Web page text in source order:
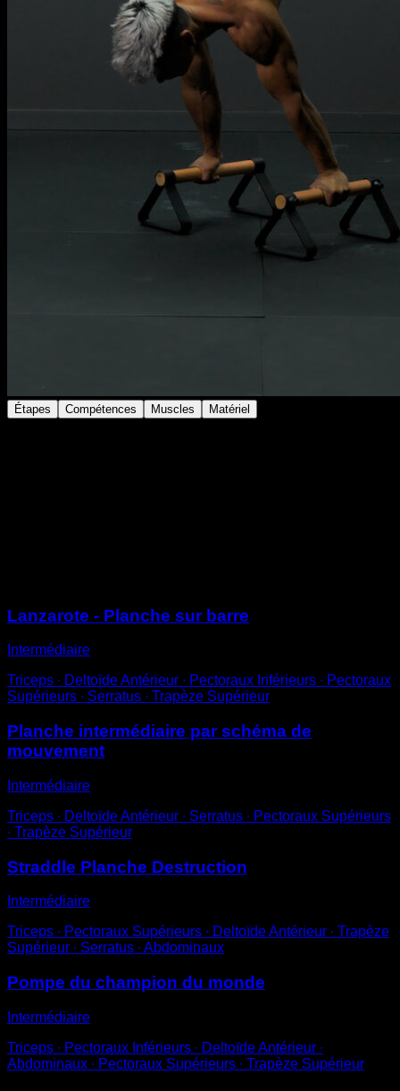
Étapes Compétences Muscles Matériel
Lanzarote - Planche sur barre
Intermédiaire
Triceps ∙ Deltoïde Antérieur ∙ Pectoraux Inférieurs ∙ Pectoraux
Supérieurs ∙ Serratus ∙ Trapèze Supérieur
Planche intermédiaire par schéma de
mouvement
Intermédiaire
Triceps ∙ Deltoïde Antérieur ∙ Serratus ∙ Pectoraux Supérieurs
∙ Trapèze Supérieur
Straddle Planche Destruction
Intermédiaire
Triceps ∙ Pectoraux Supérieurs ∙ Deltoïde Antérieur ∙ Trapèze
Supérieur ∙ Serratus ∙ Abdominaux
Pompe du champion du monde
Intermédiaire
Triceps ∙ Pectoraux Inférieurs ∙ Deltoïde Antérieur ∙
Abdominaux ∙ Pectoraux Supérieurs ∙ Trapèze Supérieur